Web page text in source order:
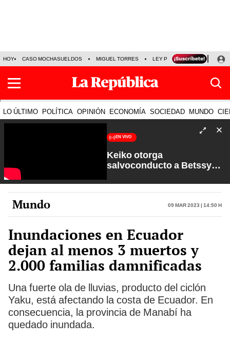
HOY CASO MOCHASUELDOS MIGUEL TORRES LEY PULPÍN PRECIO DEL
LO ÚLTIMO POLÍTICA OPINIÓN ECONOMÍA SOCIEDAD MUNDO
EN VIVO
Keiko otorga
salvoconducto a Betssy
Petroperú | Sin Guion con
Rosa María Palacios
Mundo 09 Mar 2023 | 14:50 h
Inundaciones en Ecuador
dejan al menos 3 muertos y
2.000 familias damnificadas
Una fuerte ola de lluvias, producto del ciclón
Yaku, está afectando la costa de Ecuador. En
consecuencia, la provincia de Manabí ha
quedado inundada.